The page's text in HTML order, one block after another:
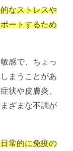
なストレスや
ートするため
感で、ちょっ
まうことがあ
状や皮膚炎、
ざまな不調が
常的に免疫の